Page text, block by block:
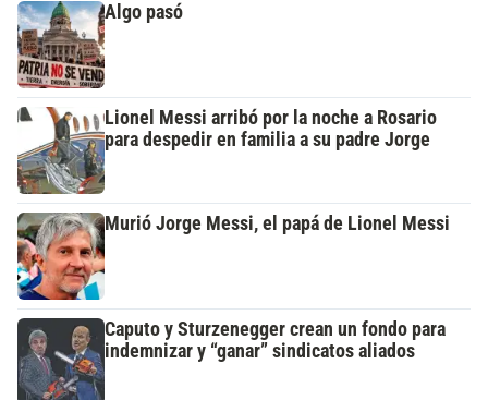
Algo pasó
Lionel Messi arribó por la noche a Rosario
para despedir en familia a su padre Jorge
Murió Jorge Messi, el papá de Lionel Messi
Caputo y Sturzenegger crean un fondo para
indemnizar y “ganar” sindicatos aliados